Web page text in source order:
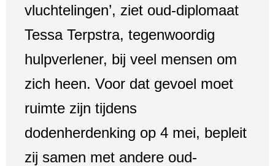
vluchtelingen’, ziet oud-diplomaat
Tessa Terpstra, tegenwoordig
hulpverlener, bij veel mensen om
zich heen. Voor dat gevoel moet
ruimte zijn tijdens
dodenherdenking op 4 mei, bepleit
zij samen met andere oud-